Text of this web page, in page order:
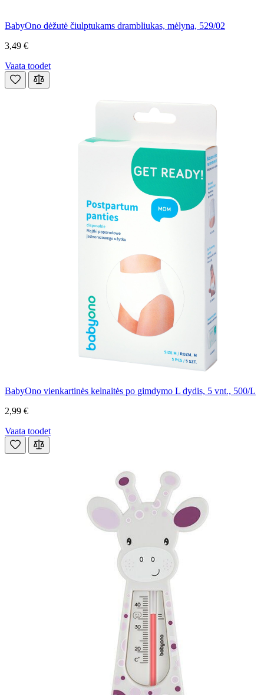
BabyOno dėžutė čiulptukams drambliukas, mėlyna, 529/02
3,49 €
Vaata toodet
BabyOno vienkartinės kelnaitės po gimdymo L dydis, 5 vnt., 500/L
2,99 €
Vaata toodet